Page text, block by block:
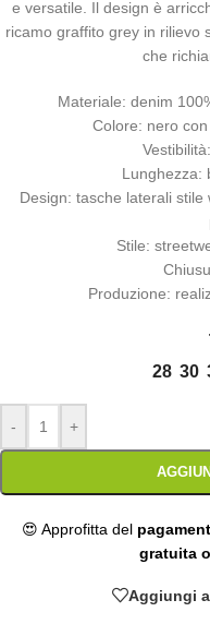
e versatile. Il design è
ricamo graffito grey in rilievo
che
Materiale: denim
Colore: nero
Lunghezza:
Design: tasche laterali
Stile:
Produzione:
28 30
- +
😍 Approfitta del
gratuita
Aggiungi